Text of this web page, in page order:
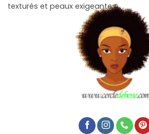
texturés et peaux exigeantes.